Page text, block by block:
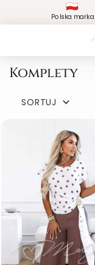
Polska marka
Komplety
SORTUJ 